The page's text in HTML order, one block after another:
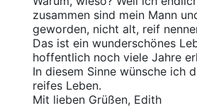
zusammen sind mein Mann
geworden, nicht alt, reif
Das ist ein wunderschönes
hoffentlich noch viele Jahre
In diesem Sinne wünsche ich
reifes Leben.
Mit lieben Grüßen, Edith